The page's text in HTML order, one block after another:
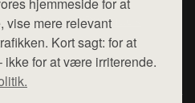
vise mere relevant
Kort sagt: for at
ikke for at være irriterende.
Mail: hej@want.dk
Cookie- og privatlivspolitik